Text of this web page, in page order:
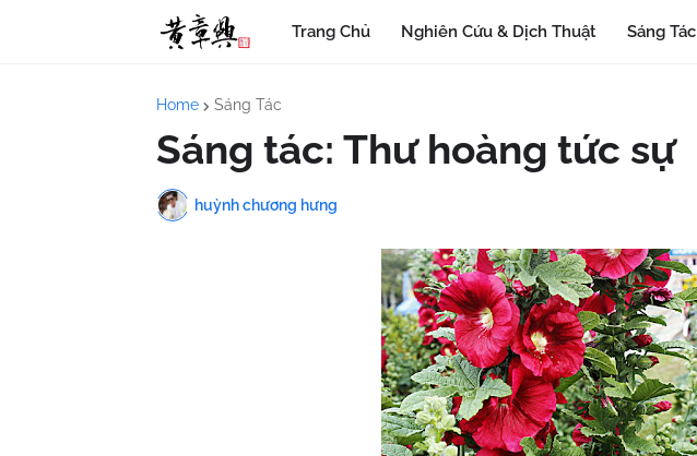
Trang Chủ Nghiên Cứu & Dịch Thuật Sáng Tác
Home Sáng Tác
Sáng tác: Thư hoàng tức sự
huỳnh chương hưng